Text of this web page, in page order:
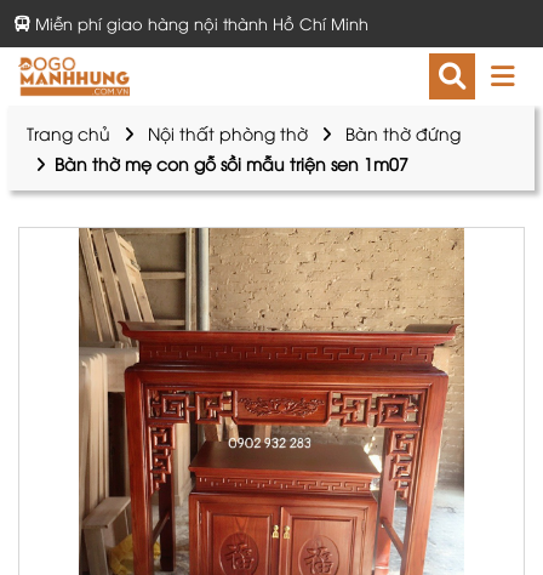
Miễn phí giao hàng nội thành Hồ Chí Minh
Trang chủ Nội thất phòng thờ
Bàn thờ đứng
Bàn thờ mẹ con gỗ sồi mẫu triện sen 1m07